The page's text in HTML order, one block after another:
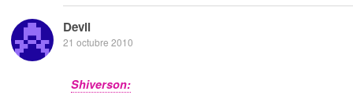
Devil
21 octubre 2010
Shiverson: